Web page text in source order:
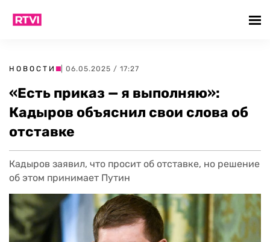
НОВОСТИ | 06.05.2025 / 17:27
«Есть приказ — я выполняю»:
Кадыров объяснил свои слова об
отставке
Кадыров заявил, что просит об отставке, но решение
об этом принимает Путин